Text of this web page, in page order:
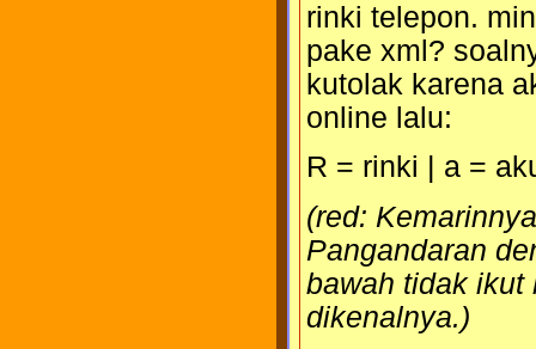
rinki telepon.
pake xml?
kutolak karena
online lalu:
R = rinki | a =
(red:
Pangandaran
bawah tidak ikut
dikenalnya.)